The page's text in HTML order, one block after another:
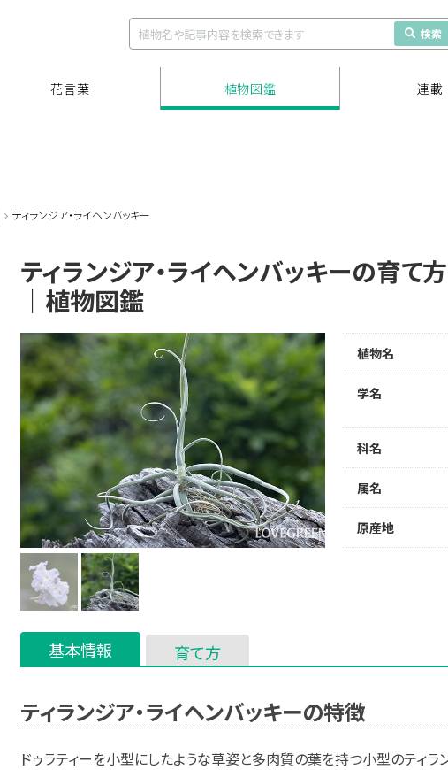
検索
花言葉 植物図鑑 連載
ティランジア・ライヘンバッキー
ティランジア・ライヘンバッキーの育て
｜植物図鑑
植物名
学名
科名
属名
原産地
基本情報 育て方
ティランジア・ライヘンバッキーの特徴
ドゥラティーを小型にしたような草姿と多肉質の葉を持つ小型のティラ